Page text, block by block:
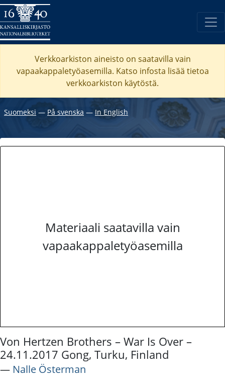
Verkkoarkiston aineisto on saatavilla vain
vapaakappaletyöasemilla. Katso infosta lisää tietoa
verkkoarkiston käytöstä.
Suomeksi ― På svenska ―In English
Materiaali saatavilla vain
vapaakappaletyöasemilla
Von Hertzen Brothers – War Is Over –
24.11.2017 Gong, Turku, Finland
― Nalle Österman